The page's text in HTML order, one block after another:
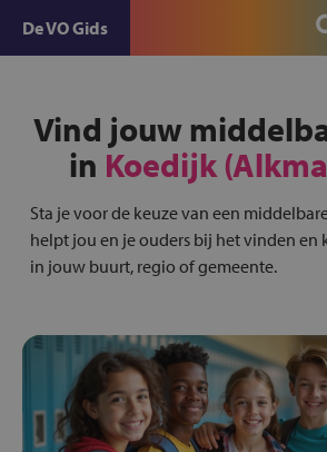
De VO Gids
Vind jouw
in Koedijk
Sta je voor de keuze van een
helpt jou en je ouders bij het vinden en
in jouw buurt, regio of gemeente.